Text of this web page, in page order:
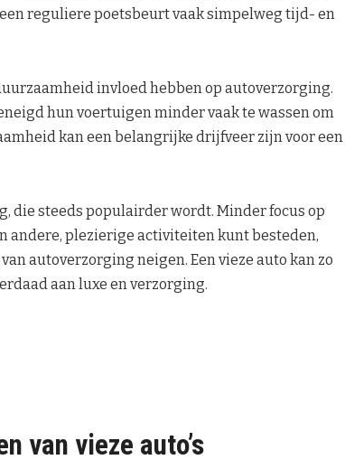
reguliere poetsbeurt vaak simpelweg tijd- en
invloed hebben op autoverzorging.
hun voertuigen minder vaak te wassen om
kan een belangrijke drijfveer zijn voor een
die steeds populairder wordt. Minder focus op
andere, plezierige activiteiten kunt besteden,
autoverzorging neigen. Een vieze auto kan zo
aan luxe en verzorging.
van vieze auto’s